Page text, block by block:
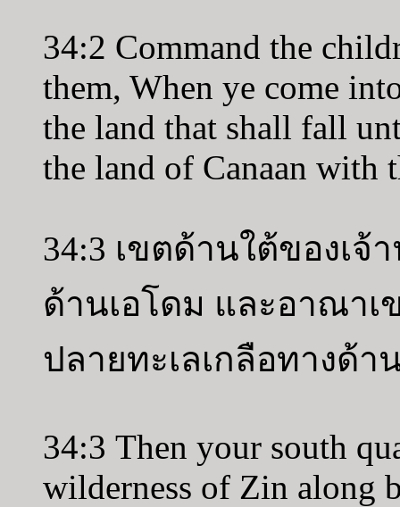
34:2 Command the
them, When ye come
the land that shall fall
the land of Canaan with
34:3 เขตด้านใต้ของเ
ด้านเอโดม และอาณา
ปลายทะเลเกลือทางด้า
34:3 Then your south
wilderness of Zin along